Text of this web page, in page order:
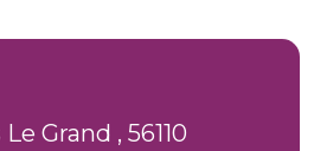
Grand , 56110